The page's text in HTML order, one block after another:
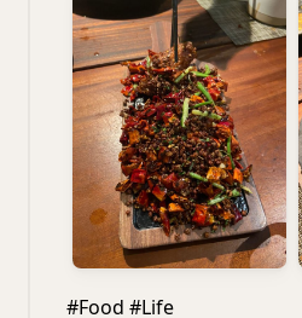
#Food #Life